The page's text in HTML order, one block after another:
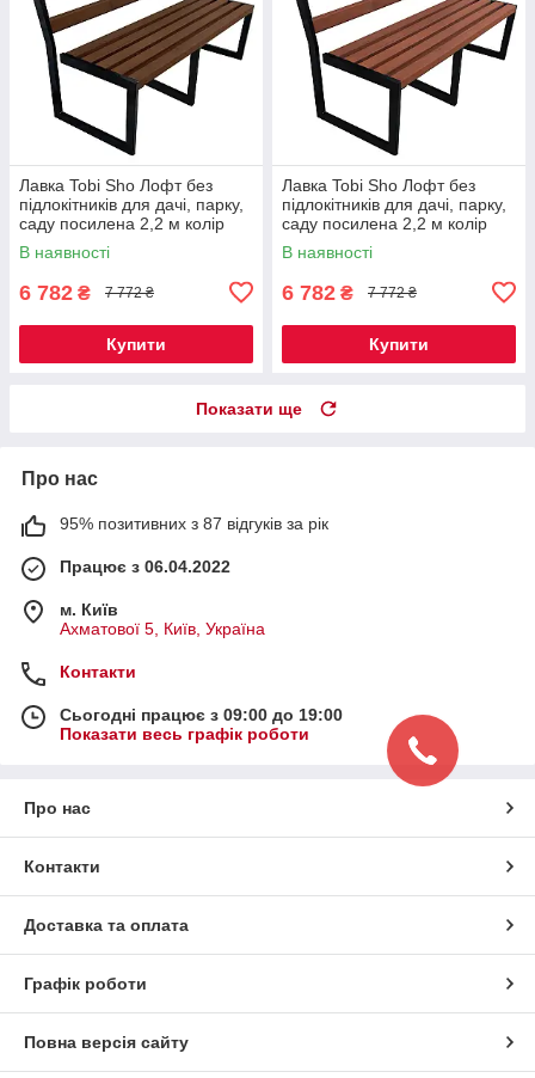
Лавка Tobi Sho Лофт без
підлокітників для дачі, парку,
саду посилена 2,2 м колір
горіх
В наявності
6 782 ₴ 7 772 ₴
Купити
Лавка Tobi Sho Лофт без
підлокітників для дачі, парку,
саду посилена 2,2 м колір
черешня
В наявності
6 782 ₴ 7 772 ₴
Купити
Показати ще
Про нас
95% позитивних з 87 відгуків за рік
Працює з 06.04.2022
м. Київ
Ахматової 5, Київ, Україна
Контакти
Сьогодні працює з 09:00 до 19:00
Показати весь графік роботи
Про нас
Контакти
Доставка та оплата
Графік роботи
Повна версія сайту